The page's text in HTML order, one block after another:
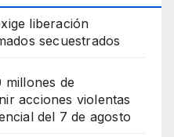
liberación
secuestrados
de
acciones violentas
del 7 de agosto